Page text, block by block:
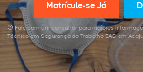
Matrícule-se Já
Fale com um consultor para maiores
Técnico em Segurança do Trabalho EAD em